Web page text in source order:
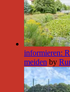
informieren:
meiden by